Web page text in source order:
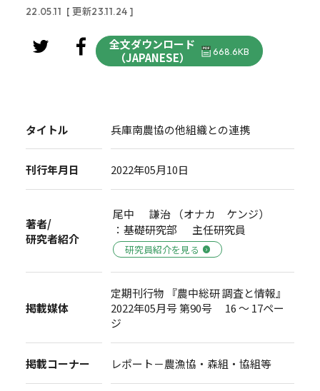
22.05.11 [ 更新23.11.24 ]
全文ダウンロード
（JAPANESE）
668.6KB
タイトル 兵庫南農協の他組織との連携
刊行年月日 2022年05月10日
著者/
研究者紹介
尾中 謙治 （オナカ ケンジ）
：基礎研究部 主任研究員
研究員紹介を見る
掲載媒体
定期刊行物 『農中総研 調査と情報』
2022年05月号 第90号 16 ～ 17ペー
ジ
掲載コーナー レポート－農漁協・森組・協組等